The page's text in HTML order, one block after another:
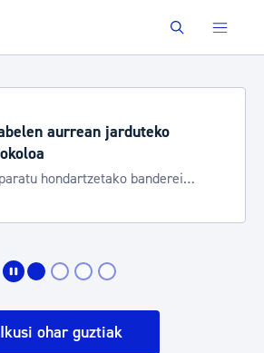
Buscar
aurrean jarduteko
hondartzetako banderei
Ikusi ohar guztiak